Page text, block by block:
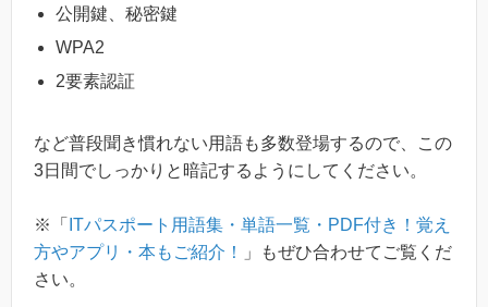
公開鍵、秘密鍵
WPA2
2要素認証
など普段聞き慣れない用語も多数登場するので、この
3日間でしっかりと暗記するようにしてください。
※「 ITパスポート用語集・単語一覧・PDF付き！覚え
方やアプリ・本もご紹介！
」もぜひ合わせてご覧くだ
さい。